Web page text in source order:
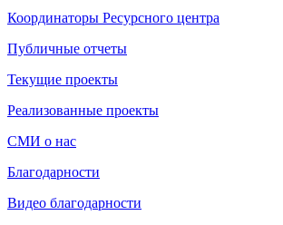
Координаторы Ресурсного центра
Публичные отчеты
Текущие проекты
Реализованные проекты
СМИ о нас
Благодарности
Видео благодарности